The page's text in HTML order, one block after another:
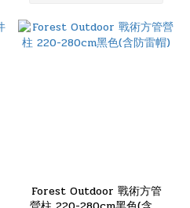
Forest Outdoor 戰術方管